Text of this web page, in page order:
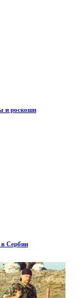
и роскоши
Сербии